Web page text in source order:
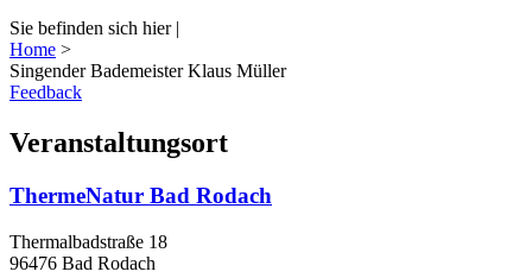
Sie befinden sich hier |
Home >
Singender Bademeister Klaus Müller
Feedback
Veranstaltungsort
ThermeNatur Bad Rodach
Thermalbadstraße 18
96476 Bad Rodach